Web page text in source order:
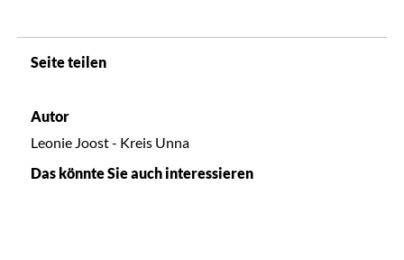
Seite teilen
Autor
Leonie Joost - Kreis Unna
Das könnte Sie auch interessieren